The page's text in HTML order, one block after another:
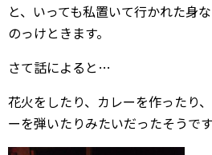
と、いっても私置いて行かれた身
のっけときます。
さて話によると…
花火をしたり、カレーを作ったり
ーを弾いたりみたいだったそうで